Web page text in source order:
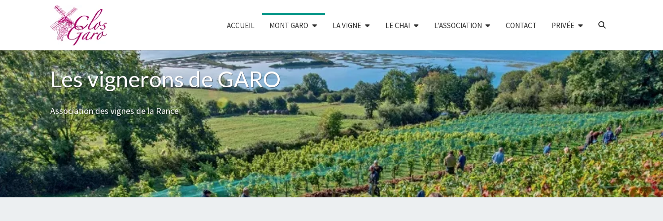
ACCUEIL MONT GARO LA VIGNE LE CHAI L’ASSOCIATION CONTACT PRIVÉE
SEARCH
Les vignerons de GARO
Association des vignes de la Rance